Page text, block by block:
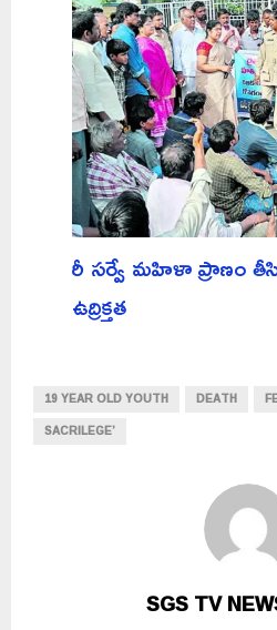
రీ సర్వే మహిళా ప్రాణం
ఉద్రిక్తత
19 YEAR OLD YOUTH DEATH
SACRILEGE’
SGS TV